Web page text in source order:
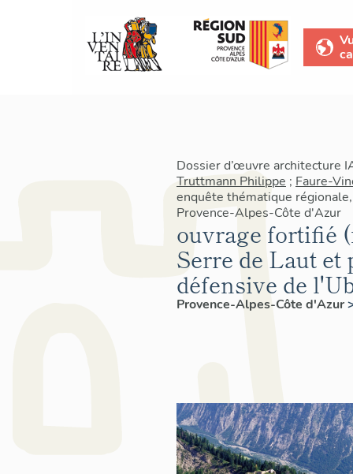
Dossier d’œuvre architecture
Truttmann Philippe ; Faure-
enquête thématique
Provence-Alpes-Côte d'Azur
ouvrage fortifié
Serre de Laut
défensive de
Provence-Alpes-Côte d'Azur